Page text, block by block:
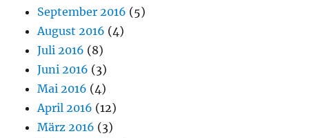
September 2016 (5)
August 2016 (4)
Juli 2016 (8)
Juni 2016 (3)
Mai 2016 (4)
April 2016 (12)
März 2016 (3)